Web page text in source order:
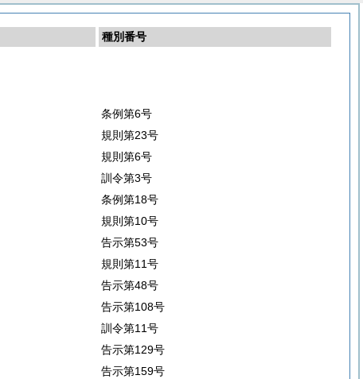
種別番号
条例第6号
規則第23号
規則第6号
訓令第3号
条例第18号
規則第10号
告示第53号
規則第11号
告示第48号
告示第108号
訓令第11号
告示第129号
告示第159号